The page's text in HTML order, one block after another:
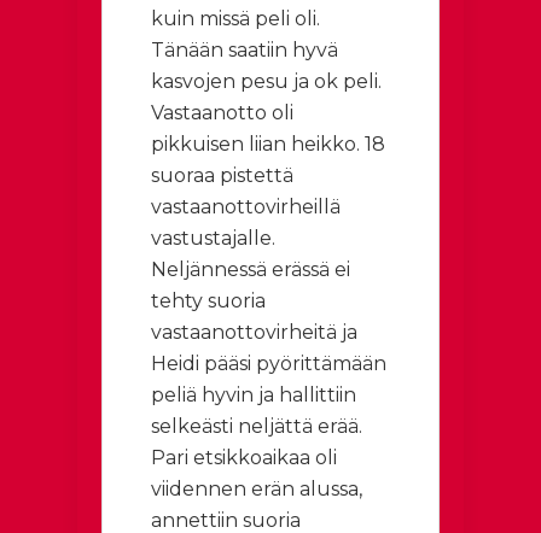
kuin missä peli oli.
Tänään saatiin hyvä
kasvojen pesu ja ok peli.
Vastaanotto oli
pikkuisen liian heikko. 18
suoraa pistettä
vastaanottovirheillä
vastustajalle.
Neljännessä erässä ei
tehty suoria
vastaanottovirheitä ja
Heidi pääsi pyörittämään
peliä hyvin ja hallittiin
selkeästi neljättä erää.
Pari etsikkoaikaa oli
viidennen erän alussa,
annettiin suoria